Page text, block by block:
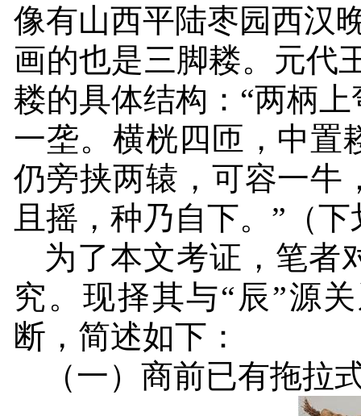
像有山西平陆枣园西汉
画的也是三脚耧。元代
耧的具体结构： “两柄上
一垄。横桄四匝，中置
仍旁挟两辕，可容一牛
且摇，种乃自下。 ” （
为了本文考证，笔者
究。现择其与“辰”源
断，简述如下：
（一）商前已有拖拉